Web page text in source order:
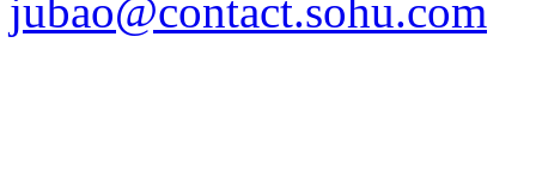
jubao@contact.sohu.com